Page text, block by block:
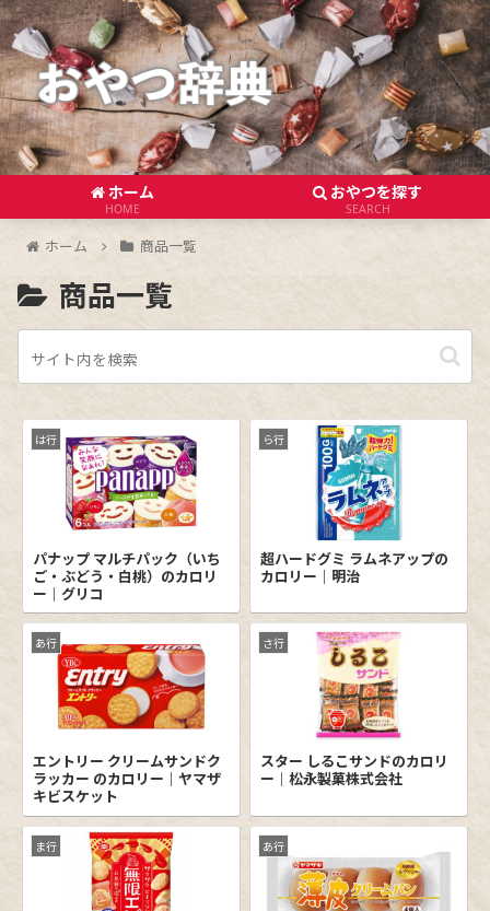
ホーム
HOME
おやつを探す
SEARCH
ホーム 商品一覧
商品一覧
は行
パナップ マルチパック（いち
ご・ぶどう・白桃）のカロリ
ー｜グリコ
ら行
超ハードグミ ラムネアップの
カロリー｜明治
あ行
エントリー クリームサンドク
ラッカー のカロリー｜ヤマザ
キビスケット
さ行
スター しるこサンドのカロリ
ー｜松永製菓株式会社
ま行 あ行